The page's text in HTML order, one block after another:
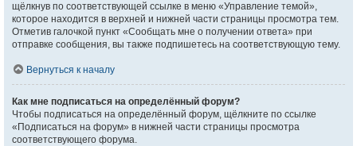
щёлкнув по соответствующей ссылке в меню «Управление темой»,
которое находится в верхней и нижней части страницы просмотра тем.
Отметив галочкой пункт «Сообщать мне о получении ответа» при
отправке сообщения, вы также подпишетесь на соответствующую тему.
Вернуться к началу
Как мне подписаться на определённый форум?
Чтобы подписаться на определённый форум, щёлкните по ссылке
«Подписаться на форум» в нижней части страницы просмотра
соответствующего форума.